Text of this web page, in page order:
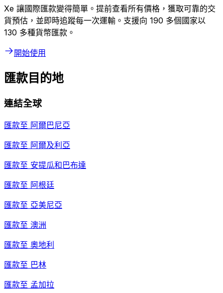
Xe 讓國際匯款變得簡單。提前查看所有價格，獲取可靠的交
貨預估，並即時追蹤每一次運輸。支援向 190 多個國家以
130 多種貨幣匯款。
開始使用
匯款目的地
連結全球
匯款至 阿爾巴尼亞
匯款至 阿爾及利亞
匯款至 安提瓜和巴布達
匯款至 阿根廷
匯款至 亞美尼亞
匯款至 澳洲
匯款至 奧地利
匯款至 巴林
匯款至 孟加拉